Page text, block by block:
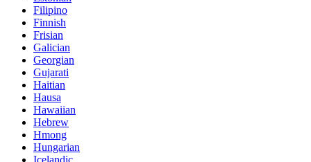
Filipino
Finnish
Frisian
Galician
Georgian
Gujarati
Haitian
Hausa
Hawaiian
Hebrew
Hmong
Hungarian